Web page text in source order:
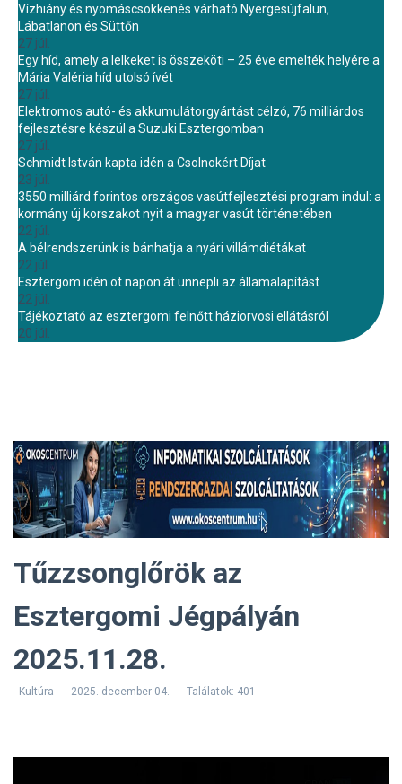
Vízhiány és nyomáscsökkenés várható Nyergesújfalun,
Lábatlanon és Süttőn
27 júl.
Egy híd, amely a lelkeket is összeköti – 25 éve emelték helyére a
Mária Valéria híd utolsó ívét
27 júl.
Elektromos autó- és akkumulátorgyártást célzó, 76 milliárdos
fejlesztésre készül a Suzuki Esztergomban
27 júl.
Schmidt István kapta idén a Csolnokért Díjat
23 júl.
3550 milliárd forintos országos vasútfejlesztési program indul: a
kormány új korszakot nyit a magyar vasút történetében
22 júl.
A bélrendszerünk is bánhatja a nyári villámdiétákat
22 júl.
Esztergom idén öt napon át ünnepli az államalapítást
22 júl.
Tájékoztató az esztergomi felnőtt háziorvosi ellátásról
20 júl.
Tűzzsonglőrök az
Esztergomi Jégpályán
2025.11.28.
Kultúra 2025. december 04. Találatok: 401